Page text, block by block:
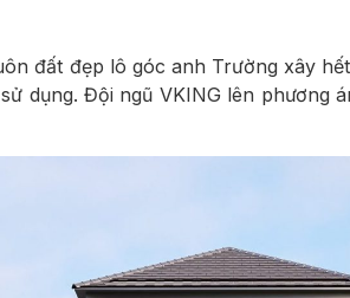
đất đẹp lô góc anh Trường xây
dụng. Đội ngũ VKING lên phương